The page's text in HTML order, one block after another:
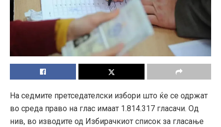
На седмите претседателски избори што ќе се одржат
во среда право на глас имаат 1.814.317 гласачи. Од
нив, во изводите од Избирачкиот список за гласање